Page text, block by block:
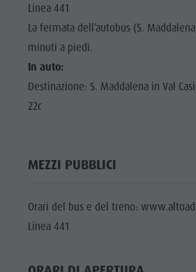
Linea 441
La fermata dell’autobus (S.
minuti a piedi.
In auto:
Destinazione: S. Maddalena in Val
22c
MEZZI PUBBLICI
Orari del bus e del treno:
Linea 441